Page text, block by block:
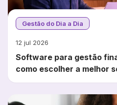
Gestão do Dia a Dia
12 jul 2026
Software para gestão
como escolher a melhor